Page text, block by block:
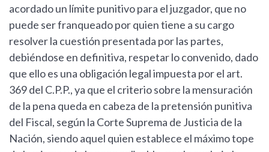
acordado un límite punitivo para el juzgador, que no
puede ser franqueado por quien tiene a su cargo
resolver la cuestión presentada por las partes,
debiéndose en definitiva, respetar lo convenido, dado
que ello es una obligación legal impuesta por el art.
369 del C.P.P., ya que el criterio sobre la mensuración
de la pena queda en cabeza de la pretensión punitiva
del Fiscal, según la Corte Suprema de Justicia de la
Nación, siendo aquel quien establece el máximo tope